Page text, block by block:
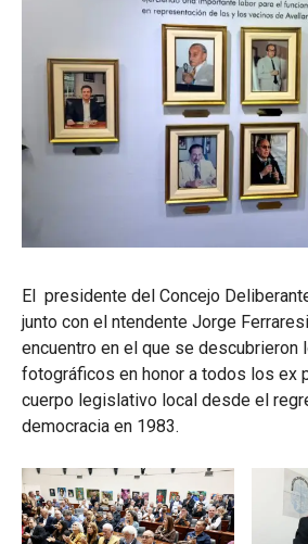
El presidente del Concejo
junto con el ntendente Jorge
encuentro en el que se descubrieron
fotográficos en honor a todos los ex
cuerpo legislativo local desde el
democracia en 1983.